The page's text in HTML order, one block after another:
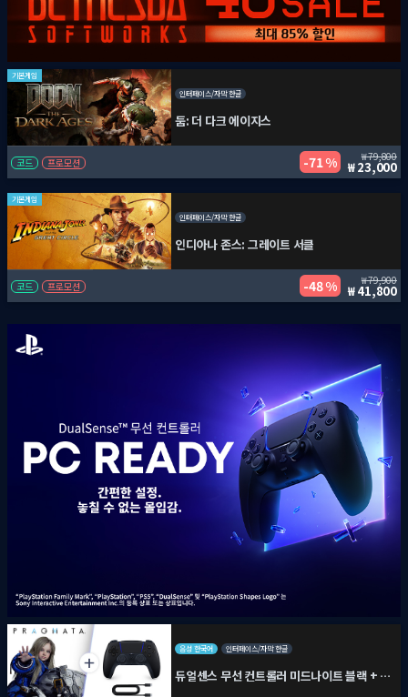
기본게임
인터페이스/자막 한글
둠: 더 다크 에이지스
코드 프로모션 71 % 79,800
23,000
기본게임
인터페이스/자막 한글
인디아나 존스: 그레이트 서클
코드 프로모션 48 % 79,900
41,800
음성 한국어 인터페이스/자막 한글
듀얼센스 무선 컨트롤러 미드나이트 블랙 + PC용 USB 케이블 + 프래그마타